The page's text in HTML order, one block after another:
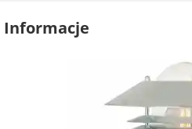
Informacje